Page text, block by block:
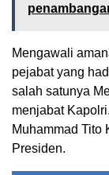
Mengawali
pejabat yang
salah satunya
menjabat
Muhammad Tito
Presiden.